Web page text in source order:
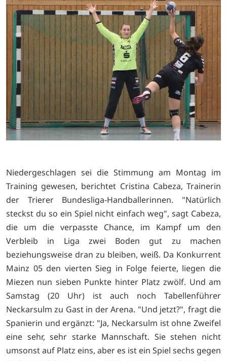
Niedergeschlagen sei die Stimmung am Montag im
Training gewesen, berichtet Cristina Cabeza, Trainerin
der Trierer Bundesliga-Handballerinnen. "Natürlich
steckst du so ein Spiel nicht einfach weg", sagt Cabeza,
die um die verpasste Chance, im Kampf um den
Verbleib in Liga zwei Boden gut zu machen
beziehungsweise dran zu bleiben, weiß. Da Konkurrent
Mainz 05 den vierten Sieg in Folge feierte, liegen die
Miezen nun sieben Punkte hinter Platz zwölf. Und am
Samstag (20 Uhr) ist auch noch Tabellenführer
Neckarsulm zu Gast in der Arena. "Und jetzt?", fragt die
Spanierin und ergänzt: "Ja, Neckarsulm ist ohne Zweifel
eine sehr, sehr starke Mannschaft. Sie stehen nicht
umsonst auf Platz eins, aber es ist ein Spiel sechs gegen